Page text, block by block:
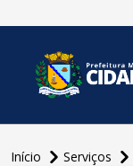
Início Serviços